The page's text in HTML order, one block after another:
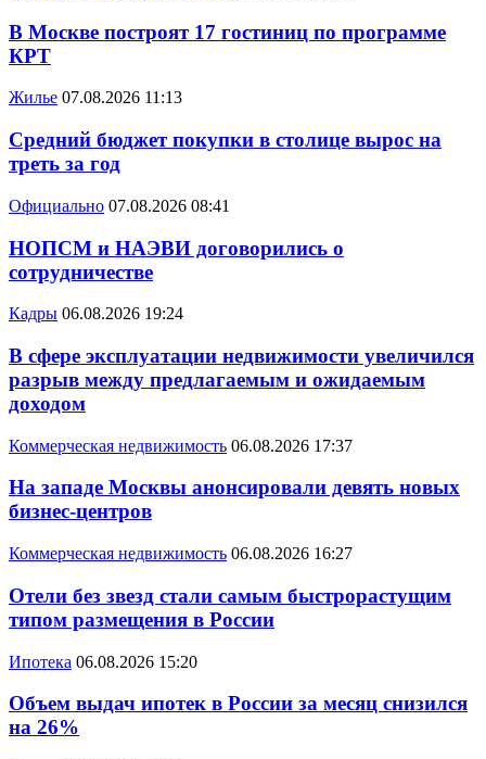
В Москве построят 17 гостиниц по программе
КРТ
Жилье 07.08.2026 11:13
Средний бюджет покупки в столице вырос на
треть за год
Официально 07.08.2026 08:41
НОПСМ и НАЭВИ договорились о
сотрудничестве
Кадры 06.08.2026 19:24
В сфере эксплуатации недвижимости увеличился
разрыв между предлагаемым и ожидаемым
доходом
Коммерческая недвижимость 06.08.2026 17:37
На западе Москвы анонсировали девять новых
бизнес-центров
Коммерческая недвижимость 06.08.2026 16:27
Отели без звезд стали самым быстрорастущим
типом размещения в России
Ипотека 06.08.2026 15:20
Объем выдач ипотек в России за месяц снизился
на 26%